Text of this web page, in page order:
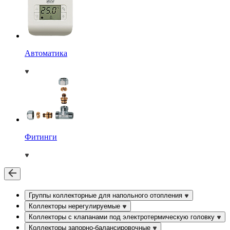
Автоматика
Фитинги
Группы коллекторные для напольного отопления
Коллекторы нерегулируемые
Коллекторы с клапанами под электротермическую головку
Коллекторы запорно-балансировочные